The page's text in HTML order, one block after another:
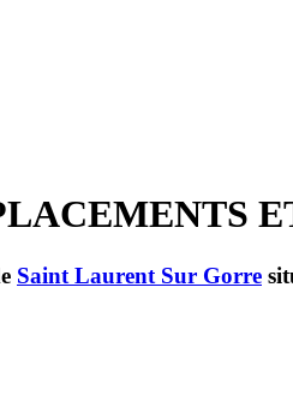
Saint Laurent Sur Gorre